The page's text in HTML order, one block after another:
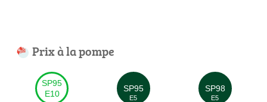
Prix à la pompe
SP95
E10
SP95
E5
SP98
E5